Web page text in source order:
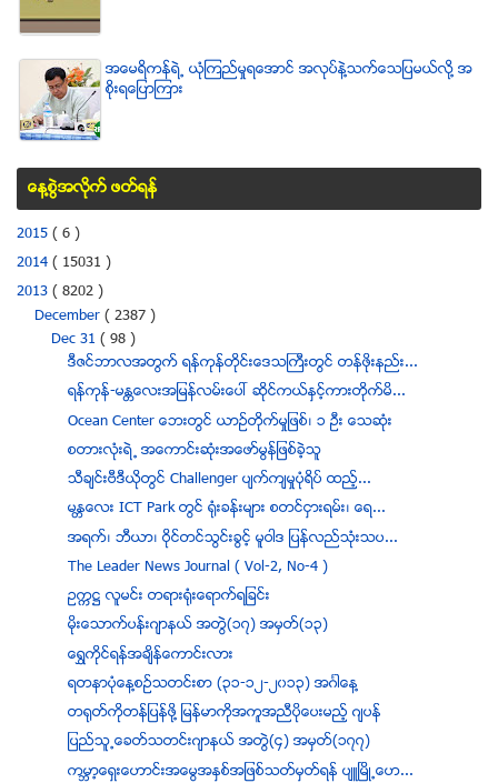
အေမရိကန္ရဲ႕ ယံုၾကည္မႈရေအာင္ အလုပ္နဲ႔သက္ေသျပမယ္လုိ႔ အ
စုိးရေျပာၾကား
ေန႔စြဲအလိုက္ ဖတ္ရန္
2015 ( 6 )
2014 ( 15031 )
2013 ( 8202 )
December ( 2387 )
Dec 31( 98 )
ဒီဇင္ဘာလအတြက္ ရန္ကုန္တိုင္းေဒသႀကီးတြင္ တန္ဖိုးနည္း...
ရန္ကုန္-မႏၲေလးအျမန္လမ္းေပၚ ဆိုင္ကယ္ႏွင့္ကားတိုက္မိ...
Ocean Center ေဘးတြင္ ယာဥ္တုိက္မႈျဖစ္၊ ၁ ဦး ေသဆုံး
စတားလံုးရဲ ႔ အေကာင္းဆံုးအေဖာ္မြန္ျဖစ္ခဲ့သူ
သီခ်င္းဗီဒီယိုတြင္ Challenger ပ်က္က်မႈပံုရိပ္ ထည့္...
မႏၱေလး ICT Park တြင္ ႐ံုးခန္းမ်ား စတင္ငွားရမ္း၊ ေရ...
အရက္၊ ဘီယာ၊ ဝိုင္တင္သြင္းခြင့္ မူဝါဒ ျပန္လည္သုံးသပ...
The Leader News Journal ( Vol-2, No-4 )
ဥကၠ႒ လူမင္း တရားရံုးေရာက္ရျခင္း
မုိးေသာက္ပန္းဂ်ာနယ္ အတြဲ(၁၇) အမွတ္(၁၃)
ေရႊကုိင္ရန္အခ်ိန္ေကာင္းလား
ရတနာပံုေန႔စဥ္သတင္းစာ (၃၁-၁၂-၂၀၁၃) အဂၤါေန႔
တ႐ုတ္ကိုတန္ျပန္ဖို႔ ျမန္မာကိုအကူအညီပိုေပးမည့္ ဂ်ပန္
ျပည္သူ႕ေခတ္သတင္းဂ်ာနယ္ အတြဲ(၄) အမွတ္(၁၇၇)
ကမၻာ့ေရွးေဟာင္းအေမြအႏွစ္အျဖစ္သတ္မွတ္ရန္ ပ်ဴၿမိဳ႕ေဟ...